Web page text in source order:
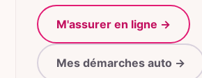
M'assurer en ligne →
Mes démarches auto →